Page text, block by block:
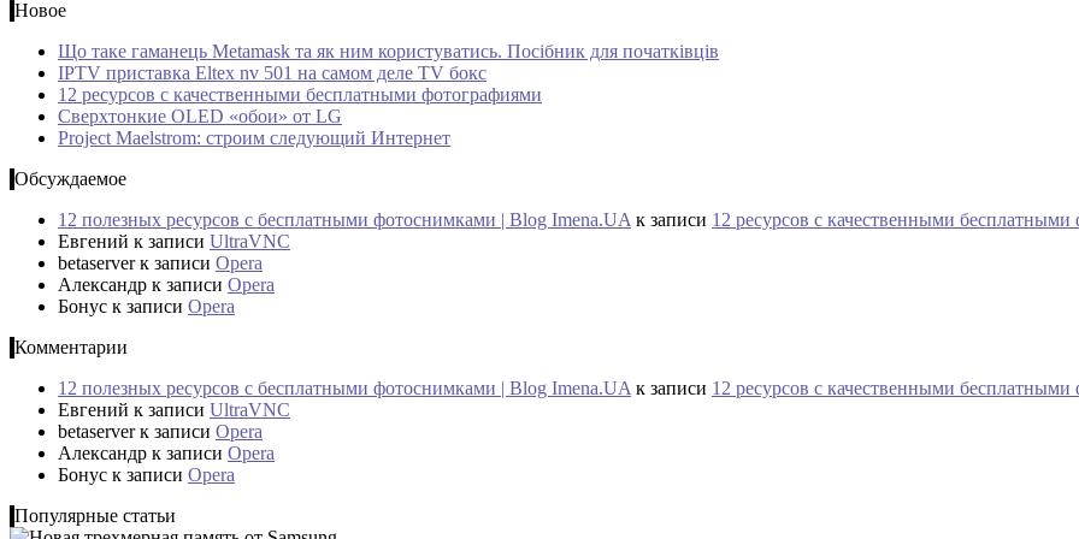
Новое
Що таке гаманець Metamask та як ним користуватись. Посібник для початківців
IPTV приставка Eltex nv 501 на самом деле TV бокс
12 ресурсов с качественными бесплатными фотографиями
Сверхтонкие OLED «обои» от LG
Project Maelstrom: строим следующий Интернет
Обсуждаемое
12 полезных ресурсов с бесплатными фотоснимками | Blog Imena.UA к записи 12 ресурсов с качественными бесплатными
Евгений к записи UltraVNC
betaserverк записи Opera
Александр к записи Opera
Бонус к записи Opera
Комментарии
12 полезных ресурсов с бесплатными фотоснимками | Blog Imena.UA к записи 12 ресурсов с качественными бесплатными
Евгений к записи UltraVNC
betaserverк записи Opera
Александр к записи Opera
Бонус к записи Opera
Популярные статьи